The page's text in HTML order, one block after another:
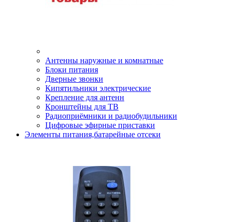
Антенны наружные и комнатные
Блоки питания
Дверные звонки
Кипятильники электрические
Крепление для антенн
Кронштейны для ТВ
Радиоприёмники и радиобудильники
Цифровые эфирные приставки
Элементы питания,батарейные отсеки